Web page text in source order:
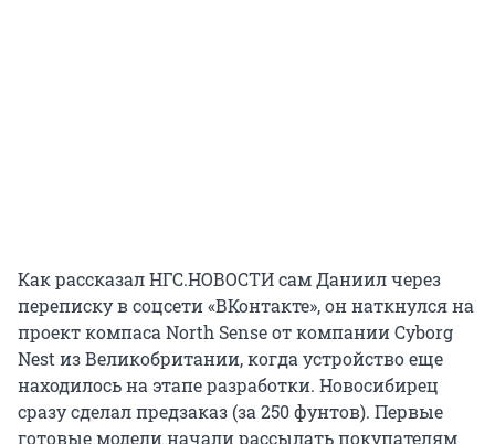
Как рассказал НГС.НОВОСТИ сам Даниил через
переписку в соцсети «ВКонтакте», он наткнулся на
проект компаса North Sense от компании Cyborg
Nest из Великобритании, когда устройство еще
находилось на этапе разработки. Новосибирец
сразу сделал предзаказ (за 250 фунтов). Первые
готовые модели начали рассылать покупателям